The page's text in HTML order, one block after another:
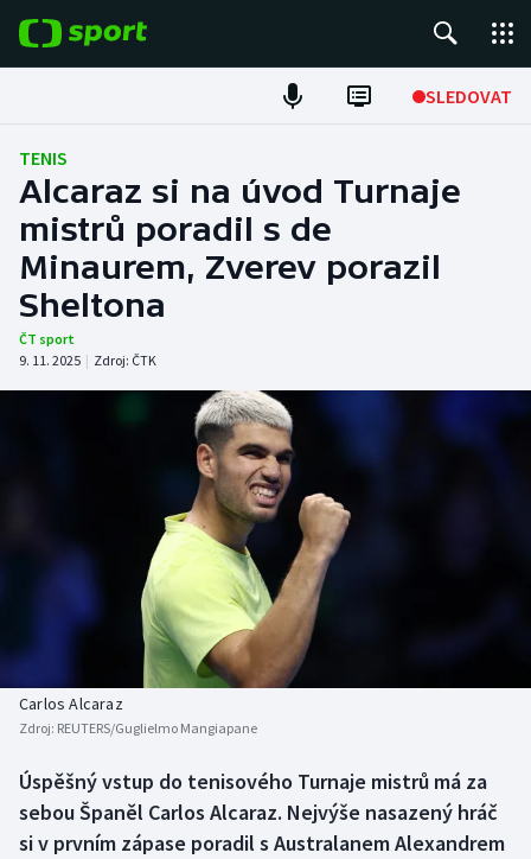
SLEDOVAT
Fotbal
Hokej
Tenis
Atletika
Baseball a softbal
Boby a skeleton
Box
Curling
Soutěže
Historické návraty
Aplikace ČT sport
AZ kvíz
TENIS
Alcaraz si na úvod Turnaje
mistrů poradil s de
Minaurem, Zverev porazil
Sheltona
ČT sport
9. 11. 2025 | Zdroj: ČTK
Carlos Alcaraz
Zdroj: REUTERS/Guglielmo Mangiapane
Úspěšný vstup do tenisového Turnaje mistrů má za
sebou Španěl Carlos Alcaraz. Nejvýše nasazený hráč
si v prvním zápase poradil s Australanem Alexandrem